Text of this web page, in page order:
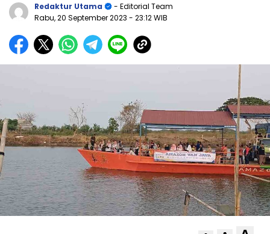
Redaktur Utama
- Editorial Team
Rabu, 20 September 2023 - 23:12 WIB